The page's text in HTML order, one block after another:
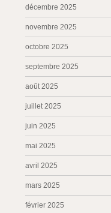
décembre 2025
novembre 2025
octobre 2025
septembre 2025
août 2025
juillet 2025
juin 2025
mai 2025
avril 2025
mars 2025
février 2025